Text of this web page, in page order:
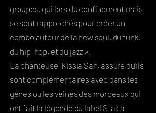
groupes, qui lors du confinement mais
se sont rapprochés pour créer un
combo autour de la new soul, du funk,
du hip-hop, et du jazz ».
La chanteuse, Kissia San, assure qu’ils
sont complémentaires avec dans les
gènes ou les veines des morceaux qui
ont fait la légende du label Stax à